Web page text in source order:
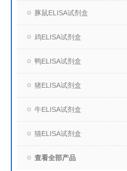
豚鼠ELISA试剂盒
鸡ELISA试剂盒
鸭ELISA试剂盒
猪ELISA试剂盒
牛ELISA试剂盒
猫ELISA试剂盒
查看全部产品